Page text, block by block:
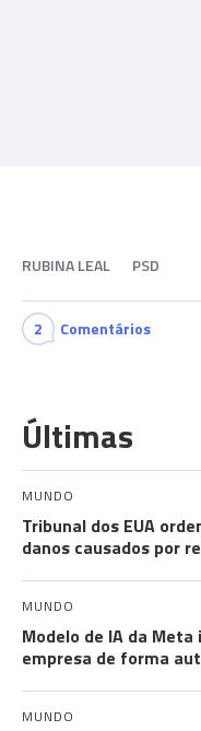
RUBINA LEAL PSD
2 Comentários
Últimas
MUNDO
Tribunal dos EUA
danos causados por
MUNDO
Modelo de IA da
empresa de forma
MUNDO